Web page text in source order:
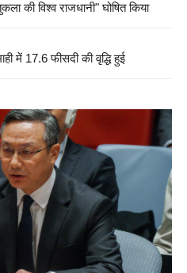
की विश्व राजधानी" घोषित किया
में 17.6 फीसदी की वृद्धि हुई